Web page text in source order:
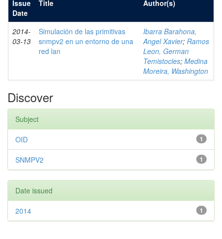
Issue
Date
Title Author(s)
2014-
03-13
Simulación de las primitivas
snmpv2 en un entorno de una
red lan
Ibarra Barahona,
Angel Xavier; Ramos
Leon, German
Temistocles; Medina
Moreira, Washington
Discover
Subject
1
OID
1
SNMPV2
Date issued
1
2014